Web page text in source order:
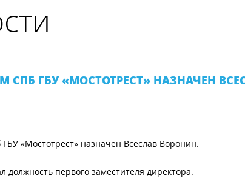
СПБ ГБУ «МОСТОТРЕСТ» НАЗНАЧЕН
«Мостотрест» назначен Всеслав Воронин.
должность первого заместителя директора.